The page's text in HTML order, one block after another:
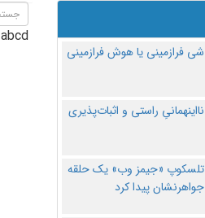
شی فرازمینی یا هوش فرازمینی
نااینهمانیِ راستی و اثبات‌پذیری
تلسکوپ «جیمز وب» یک حلقه
جواهرنشان پیدا کرد
abcd